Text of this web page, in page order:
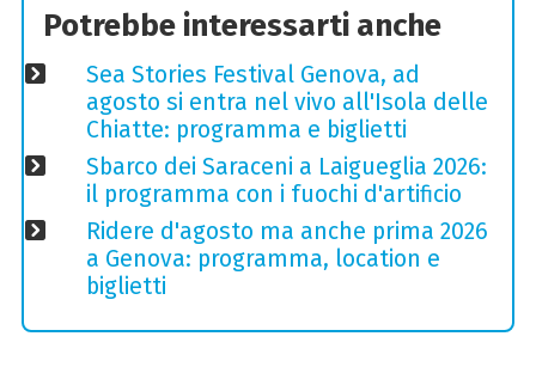
Potrebbe interessarti anche
Sea Stories Festival Genova, ad
agosto si entra nel vivo all'Isola delle
Chiatte: programma e biglietti
Sbarco dei Saraceni a Laigueglia 2026:
il programma con i fuochi d'artificio
Ridere d'agosto ma anche prima 2026
a Genova: programma, location e
biglietti